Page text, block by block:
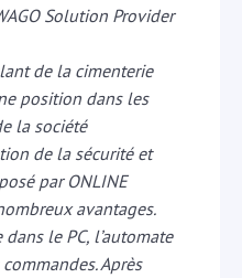
Solution Provider
de la cimenterie
position dans les
la société
de la sécurité et
par ONLINE
avantages.
le PC, l’automate
Après